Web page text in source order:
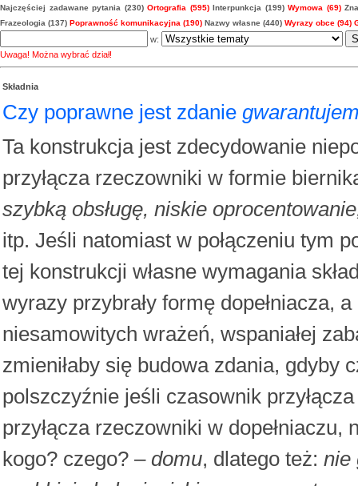
Najczęściej zadawane pytania (230) Ortografia (595) Interpunkcja (199) Wymowa (69)
Frazeologia (137) Poprawność komunikacyjna (190) Nazwy własne (440) Wyrazy obce (94)
w:
Uwaga! Można wybrać dział!
Składnia
Czy poprawne jest zdanie
Ta konstrukcja jest zdecydowanie
przyłącza rzeczowniki w formie
szybką obsługę, niskie
itp. Jeśli natomiast w połączeniu tym
tej konstrukcji własne wymagania
wyrazy przybrały formę dopełniacza,
niesamowitych wrażeń, wspaniałej
zmieniłaby się budowa zdania, gdyby
polszczyźnie jeśli czasownik
przyłącza rzeczowniki w dopełniaczu,
kogo? czego? – domu, dlatego też: nie